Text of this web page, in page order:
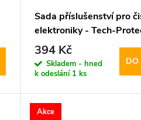
Sada příslušenství pro
elektroniky - Tech-
Cleaner Set
394 Kč
Skladem - hned
k odeslání 1 ks
DO
Akce